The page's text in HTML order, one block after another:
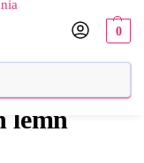
0
de produse
lemn